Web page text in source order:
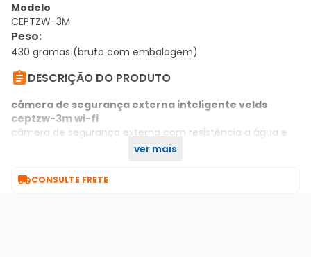
Modelo
CEPTZW-3M
Peso:
430 gramas (bruto com embalagem)
DESCRIÇÃO DO PRODUTO
câmera de segurança externa inteligente velds
ceptzw-3m wi-fi
câmera de segurança externa com resistência a água e
poeira. Conta com funcionalidade ptz, que permite o
ver mais
CONSULTE FRETE